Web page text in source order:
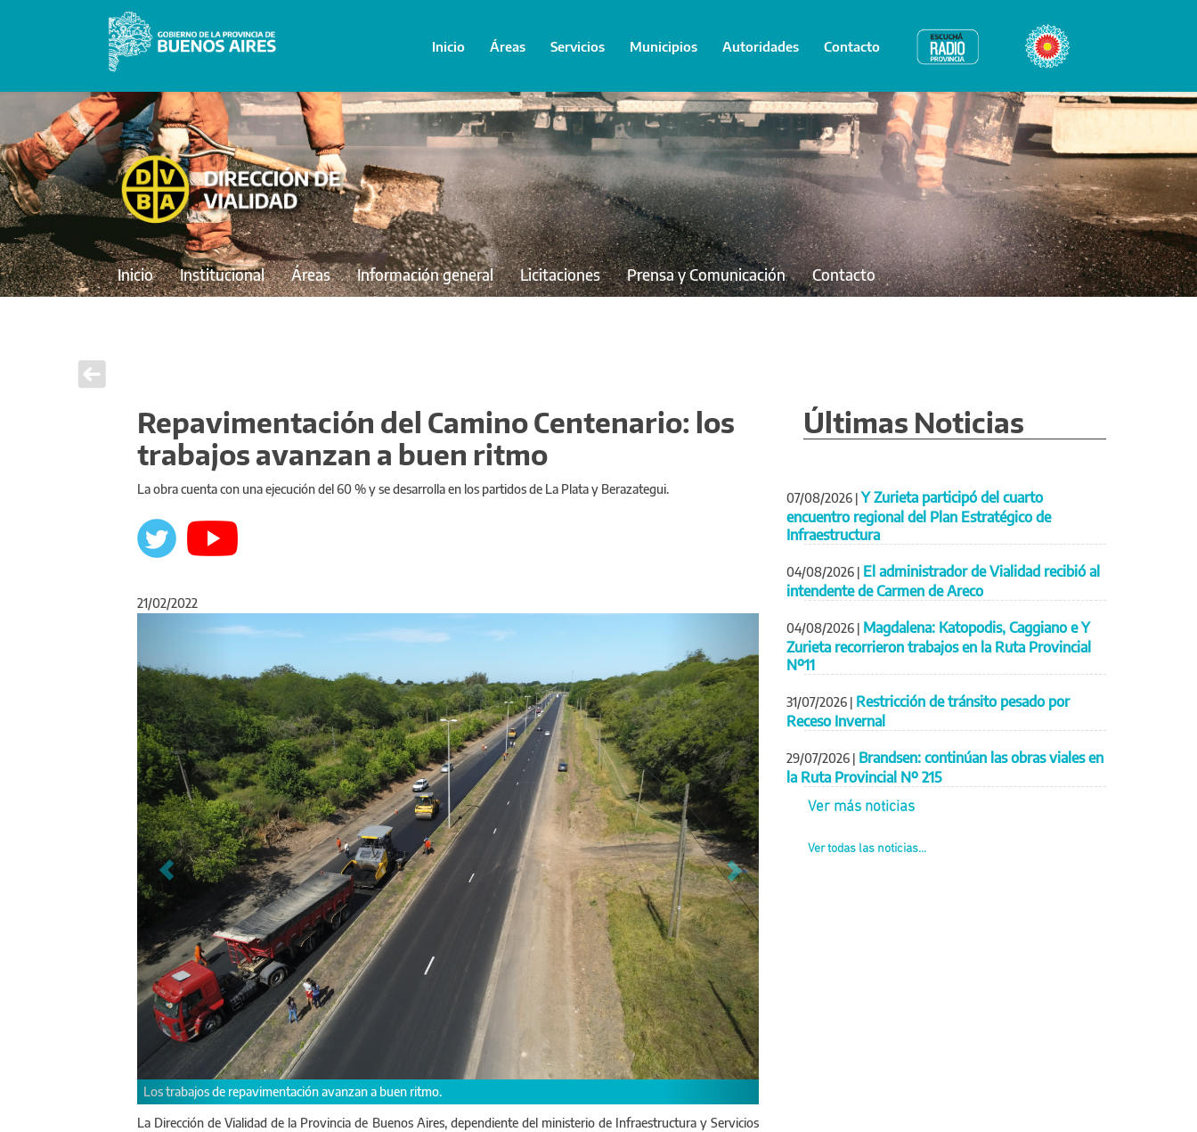
Inicio Áreas Servicios Municipios Autoridades Contacto Radio Provincia Bicentenario
Inicio Institucional Áreas Información general Licitaciones Prensa y Comunicación Contacto
Repavimentación del Camino Centenario: los
trabajos avanzan a buen ritmo
La obra cuenta con una ejecución del 60 % y se desarrolla en los partidos de La Plata y Berazategui.
21/02/2022
La obra brindará mayor seguridad vial y mejores condiciones de circulación para las y los usuarios.
Anterior Siguiente
La Dirección de Vialidad de la Provincia de Buenos Aires, dependiente del ministerio de Infraestructura y Servicios
Últimas Noticias
07/08/2026 | Y Zurieta participó del cuarto
encuentro regional del Plan Estratégico de
Infraestructura
04/08/2026 | El administrador de Vialidad recibió al
intendente de Carmen de Areco
04/08/2026 | Magdalena: Katopodis, Caggiano e Y
Zurieta recorrieron trabajos en la Ruta Provincial
Nº11
31/07/2026 | Restricción de tránsito pesado por
Receso Invernal
29/07/2026 | Brandsen: continúan las obras viales en
la Ruta Provincial Nº 215
Ver más noticias
Ver todas las noticias...